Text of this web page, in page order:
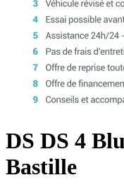
DS DS 4
Bastille